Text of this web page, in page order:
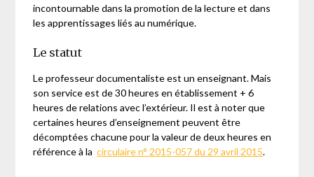
incontournable dans la promotion de la lecture et dans
les apprentissages liés au numérique.
Le statut
Le professeur documentaliste est un enseignant. Mais
son service est de 30 heures en établissement + 6
heures de relations avec l’extérieur. Il est à noter que
certaines heures d’enseignement peuvent être
décomptées chacune pour la valeur de deux heures en
référence à lacirculaire n° 2015-057 du 29 avril 2015.